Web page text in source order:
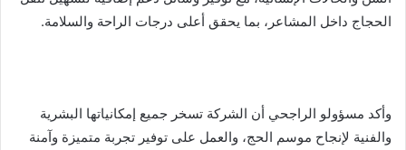
الحجاج داخل المشاعر، بما يحقق أعلى درجات الراحة والسلامة.
وأكد مسؤولو الراجحي أن الشركة تسخر جميع إمكانياتها البشرية
والفنية لإنجاح موسم الحج، والعمل على توفير تجربة متميزة وآمنة